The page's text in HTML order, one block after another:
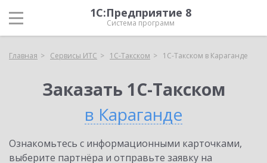
1С:Предприятие 8
Система программ
Главная Сервисы ИТС 1С-Такском 1С-Такском в Караганде
Заказать 1С-Такском
в Караганде
Ознакомьтесь с информационными карточками,
выберите партнёра и отправьте заявку на